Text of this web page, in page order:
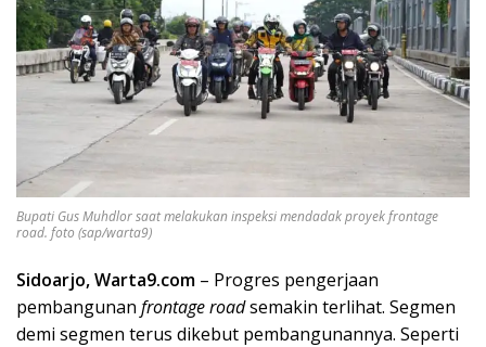
Bupati Gus Muhdlor saat melakukan inspeksi mendadak proyek frontage
road. foto (sap/warta9)
Sidoarjo, Warta9.com – Progres pengerjaan
pembangunan frontage roadsemakin terlihat. Segmen
demi segmen terus dikebut pembangunannya. Seperti